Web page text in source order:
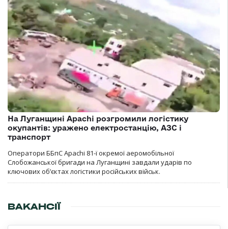
На Луганщині Apachi розгромили логістику
окупантів: уражено електростанцію, АЗС і
транспорт
Оператори ББпС Apachi 81-ї окремої аеромобільної
Слобожанської бригади на Луганщині завдали ударів по
ключових об’єктах логістики російських військ.
ВАКАНСІЇ